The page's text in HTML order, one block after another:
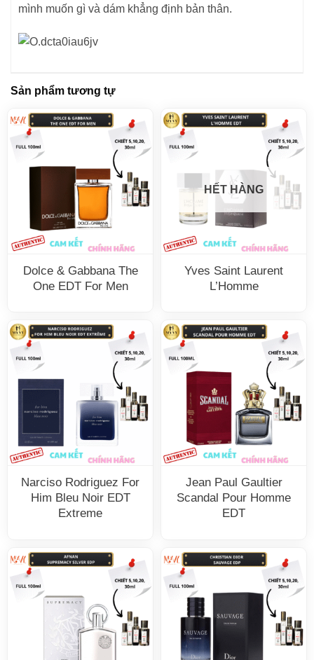
mình muốn gì và dám khẳng định bản thân.
Sản phẩm tương tự
Dolce & Gabbana The
One EDT For Men
HẾT HÀNG
Yves Saint Laurent
L’Homme
Narciso Rodriguez For
Him Bleu Noir EDT
Extreme
Jean Paul Gaultier
Scandal Pour Homme
EDT